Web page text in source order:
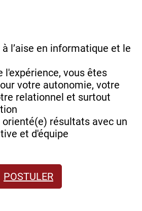
l’aise en informatique et le
l'expérience, vous êtes
votre autonomie, votre
relationnel et surtout
résultats avec un
et d'équipe
POSTULER